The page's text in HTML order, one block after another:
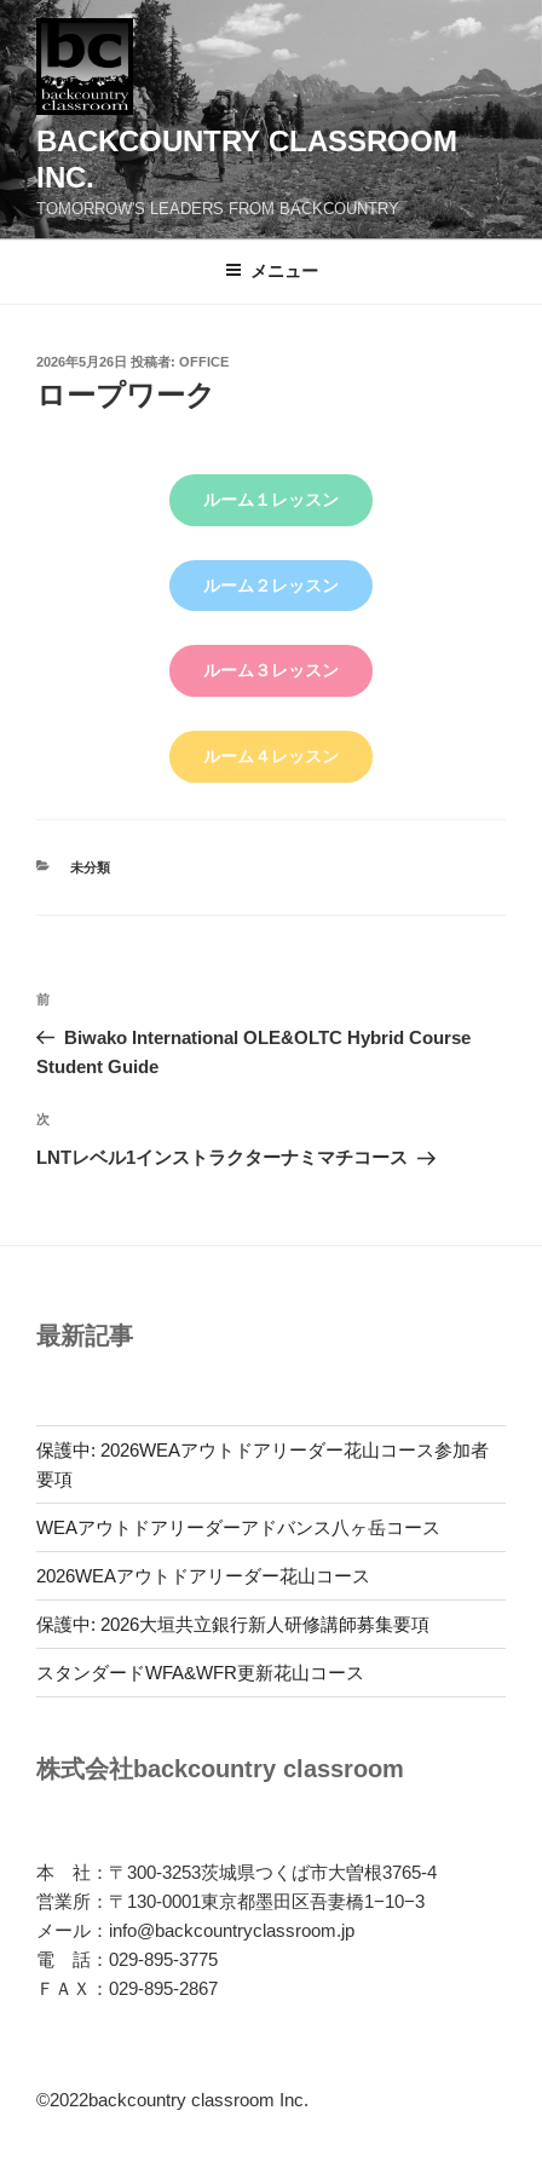
コ
ン
テ
ン
ツ
へ
ス
キ
ッ
BACKCOUNTRY CLASSROOM
INC.
TOMORROW'S LEADERS FROM BACKCOUNTRY
メニュー
投
日:
2026年5月26日 投稿者: OFFICE
ロープワーク
ルーム１レッスン
ルーム２レッスン
ルーム３レッスン
ルーム４レッスン
カ
未分類
投
ナ
ゲ
ー
前
の
投
前
Biwako International OLE&OLTC Hybrid Course
Student Guide
次
の
次
LNTレベル1インストラクターナミマチコース
最新記事
保護中: 2026WEAアウトドアリーダー花山コース参加者
要項
WEAアウトドアリーダーアドバンス八ヶ岳コース
2026WEAアウトドアリーダー花山コース
保護中: 2026大垣共立銀行新人研修講師募集要項
スタンダードWFA&WFR更新花山コース
株式会社backcountry classroom
本 社：〒300-3253茨城県つくば市大曽根3765-4
営業所：〒130-0001東京都墨田区吾妻橋1−10−3
メール：info@backcountryclassroom.jp
電 話：029-895-3775
ＦＡＸ：029-895-2867
©2022backcountry classroom Inc.